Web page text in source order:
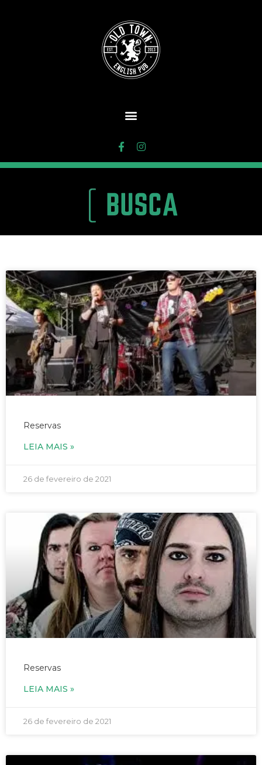
Reservas
LEIA MAIS »
26 de fevereiro de 2021
Reservas
LEIA MAIS »
26 de fevereiro de 2021